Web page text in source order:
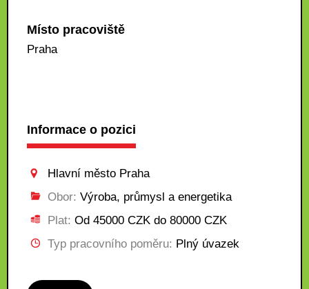
Místo pracoviště
Praha
Informace o pozici
Hlavní město Praha
Obor: Výroba, průmysl a energetika
Plat: Od 45000 CZK do 80000 CZK
Typ pracovního poměru: Plný úvazek